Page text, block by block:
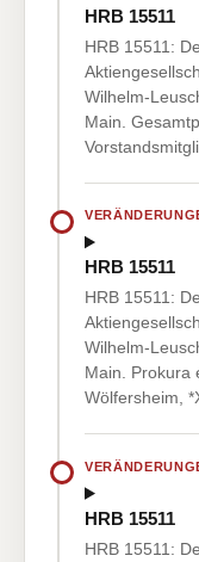
HRB 15511
HRB 15511:
Wilhelm-
Main.
HRB 15511
HRB 15511:
Wilhelm-
Main. Prokura
Wölfersheim,
HRB 15511
HRB 15511: